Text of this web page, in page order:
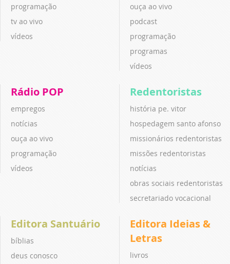
programação
tv ao vivo
vídeos
ouça ao vivo
podcast
programação
programas
vídeos
Rádio POP
empregos
notícias
ouça ao vivo
programação
vídeos
Redentoristas
história pe. vitor
hospedagem santo afonso
missionários redentoristas
missões redentoristas
notícias
obras sociais redentoristas
secretariado vocacional
Editora Santuário
bíblias
deus conosco
Editora Ideias &
Letras
livros